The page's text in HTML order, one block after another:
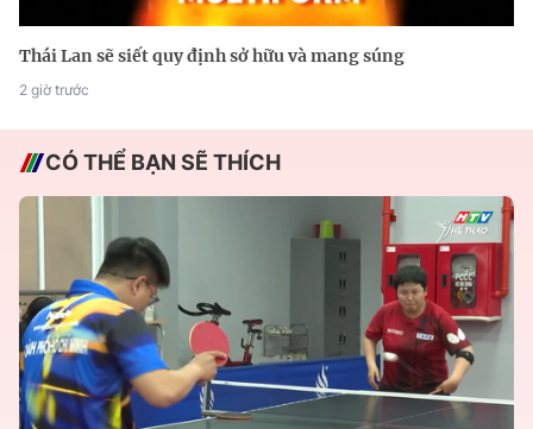
Thái Lan sẽ siết quy định sở hữu và mang súng
2 giờ trước
CÓ THỂ BẠN SẼ THÍCH